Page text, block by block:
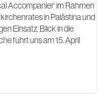
Accompanier‘ im Rahmen
in Palästina und
Einsatz. Blick in die
führt uns am 15. April